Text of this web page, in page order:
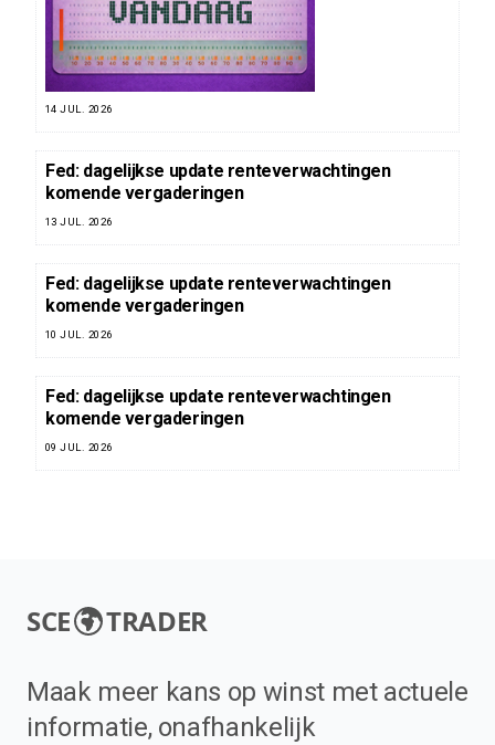
14 JUL. 2026
Fed: dagelijkse update renteverwachtingen
komende vergaderingen
13 JUL. 2026
Fed: dagelijkse update renteverwachtingen
komende vergaderingen
10 JUL. 2026
Fed: dagelijkse update renteverwachtingen
komende vergaderingen
09 JUL. 2026
SCE TRADER
Maak meer kans op winst met actuele
informatie, onafhankelijk